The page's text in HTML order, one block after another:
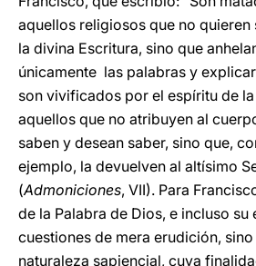
aquellos religiosos que no quieren
la divina Escritura, sino que
únicamente las palabras y
son vivificados por el espíritu de
aquellos que no atribuyen al
saben y desean saber, sino que,
ejemplo, la devuelven al altísimo
(Admoniciones, VII). Para
de la Palabra de Dios, e incluso su
cuestiones de mera erudición,
naturaleza sapiencial, cuya